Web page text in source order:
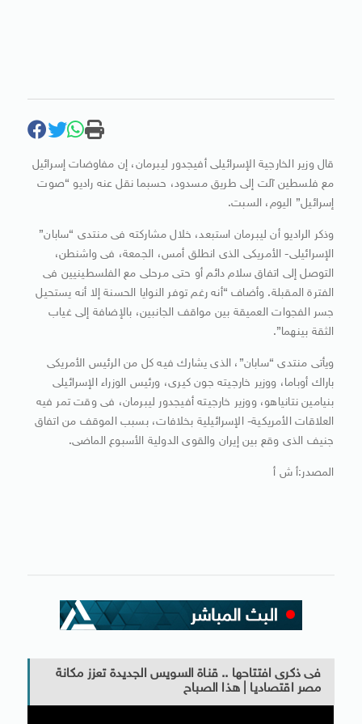
قال وزير الخارجية الإسرائيلى أفيجدور ليبرمان، إن مفاوضات إسرائيل
مع فلسطين آلت إلى طريق مسدود، حسبما نقل عنه راديو “صوت
إسرائيل” اليوم، السبت.
وذكر الراديو أن ليبرمان استبعد، خلال مشاركته فى منتدى “سابان”
الإسرائيلى- الأمريكى الذى انطلق أمس، الجمعة، فى واشنطن،
التوصل إلى اتفاق سلام دائم أو حتى مرحلى مع الفلسطينيين فى
الفترة المقبلة. وأضاف “أنه رغم توفر النوايا الحسنة إلا أنه يستحيل
جسر الفجوات العميقة بين مواقف الجانبين، بالإضافة إلى غياب
الثقة بينهما”.
ويأتى منتدى “سابان”، الذى يشارك فيه كل من الرئيس الأمريكى
باراك أوباما، ووزير خارجيته جون كيرى، ورئيس الوزراء الإسرائيلى
بنيامين نتانياهو، ووزير خارجيته أفيجدور ليبرمان، فى وقت تمر فيه
العلاقات الأمريكية- الإسرائيلية بخلافات، بسبب الموقف من اتفاق
جنيف الذى وقع بين إيران والقوى الدولية الأسبوع الماضى.
المصدر:أ ش أ
فى ذكرى افتتاحها .. قناة السويس الجديدة تعزز مكانة
مصر اقتصاديا | هذا الصباح